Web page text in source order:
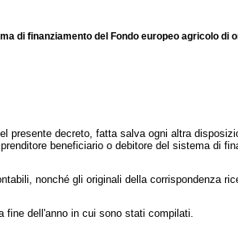
di finanziamento del Fondo europeo agricolo di
decreto, fatta salva ogni altra
beneficiario o debitore del sistema di
nonché gli originali della corrispondenza
dell'anno in cui sono stati compilati.